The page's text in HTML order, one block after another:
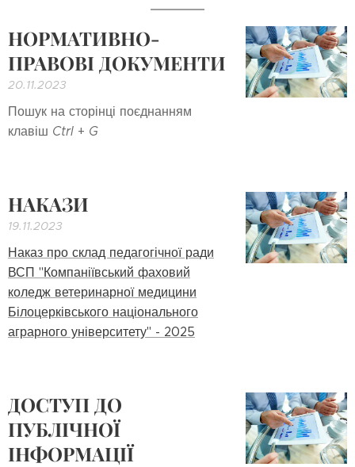
НОРМАТИВНО-
ПРАВОВІ ДОКУМЕНТИ
20.11.2023
Пошук на сторінці поєднанням
клавіш Ctrl + G
НАКАЗИ
19.11.2023
Наказ про склад педагогічної ради
ВСП "Компаніївський фаховий
коледж ветеринарної медицини
Білоцерківського національного
аграрного університету" - 2025
ДОСТУП ДО
ПУБЛІЧНОЇ
ІНФОРМАЦІЇ